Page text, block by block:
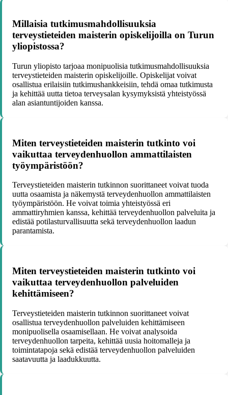
Millaisia tutkimusmahdollisuuksia
terveystieteiden maisterin opiskelijoilla on Turun
yliopistossa?
Turun yliopisto tarjoaa monipuolisia tutkimusmahdollisuuksia
terveystieteiden maisterin opiskelijoille. Opiskelijat voivat
osallistua erilaisiin tutkimushankkeisiin, tehdä omaa tutkimusta
ja kehittää uutta tietoa terveysalan kysymyksistä yhteistyössä
alan asiantuntijoiden kanssa.
Miten terveystieteiden maisterin tutkinto voi
vaikuttaa terveydenhuollon ammattilaisten
työympäristöön?
Terveystieteiden maisterin tutkinnon suorittaneet voivat tuoda
uutta osaamista ja näkemystä terveydenhuollon ammattilaisten
työympäristöön. He voivat toimia yhteistyössä eri
ammattiryhmien kanssa, kehittää terveydenhuollon palveluita ja
edistää potilasturvallisuutta sekä terveydenhuollon laadun
parantamista.
Miten terveystieteiden maisterin tutkinto voi
vaikuttaa terveydenhuollon palveluiden
kehittämiseen?
Terveystieteiden maisterin tutkinnon suorittaneet voivat
osallistua terveydenhuollon palveluiden kehittämiseen
monipuolisella osaamisellaan. He voivat analysoida
terveydenhuollon tarpeita, kehittää uusia hoitomalleja ja
toimintatapoja sekä edistää terveydenhuollon palveluiden
saatavuutta ja laadukkuutta.